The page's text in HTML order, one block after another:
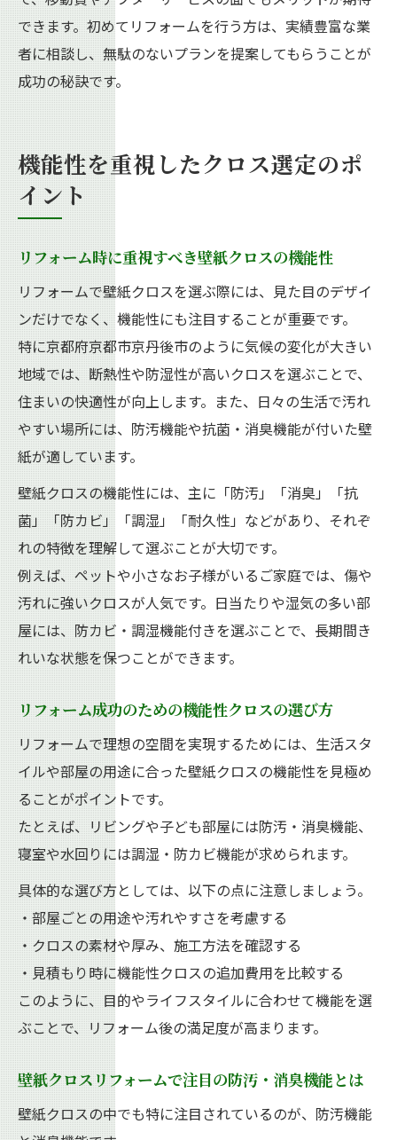
できます。初めてリフォームを行う方は、実績豊富な業
者に相談し、無駄のないプランを提案してもらうことが
成功の秘訣です。
機能性を重視したクロス選定のポ
イント
リフォーム時に重視すべき壁紙クロスの機能性
リフォームで壁紙クロスを選ぶ際には、見た目のデザイ
ンだけでなく、機能性にも注目することが重要です。
特に京都府京都市京丹後市のように気候の変化が大きい
地域では、断熱性や防湿性が高いクロスを選ぶことで、
住まいの快適性が向上します。また、日々の生活で汚れ
やすい場所には、防汚機能や抗菌・消臭機能が付いた壁
紙が適しています。
壁紙クロスの機能性には、主に「防汚」「消臭」「抗
菌」「防カビ」「調湿」「耐久性」などがあり、それぞ
れの特徴を理解して選ぶことが大切です。
例えば、ペットや小さなお子様がいるご家庭では、傷や
汚れに強いクロスが人気です。日当たりや湿気の多い部
屋には、防カビ・調湿機能付きを選ぶことで、長期間き
れいな状態を保つことができます。
リフォーム成功のための機能性クロスの選び方
リフォームで理想の空間を実現するためには、生活スタ
イルや部屋の用途に合った壁紙クロスの機能性を見極め
ることがポイントです。
たとえば、リビングや子ども部屋には防汚・消臭機能、
寝室や水回りには調湿・防カビ機能が求められます。
具体的な選び方としては、以下の点に注意しましょう。
・部屋ごとの用途や汚れやすさを考慮する
・クロスの素材や厚み、施工方法を確認する
・見積もり時に機能性クロスの追加費用を比較する
このように、目的やライフスタイルに合わせて機能を選
ぶことで、リフォーム後の満足度が高まります。
壁紙クロスリフォームで注目の防汚・消臭機能とは
壁紙クロスの中でも特に注目されているのが、防汚機能